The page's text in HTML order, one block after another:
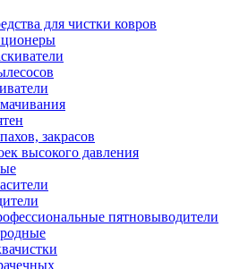
для чистки ковров
закрасов
высокого давления
пятновыводители